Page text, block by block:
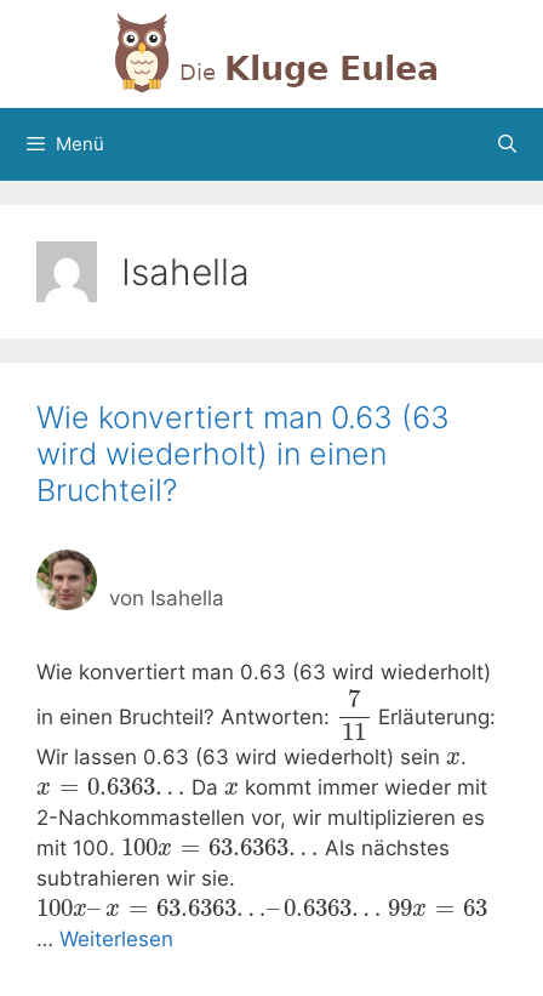
Menü
Isahella
Wie konvertiert man 0.63 (63
wird wiederholt) in einen
Bruchteil?
von Isahella
Wie konvertiert man 0.63 (63 wird wiederholt)
in einen Bruchteil? Antworten:
7
11
Erläuterung:
Wir lassen 0.63 (63 wird wiederholt) sein x.
x = 0.6363… Da x kommt immer wieder mit
2-Nachkommastellen vor, wir multiplizieren es
mit 100. 100x = 63.6363… Als nächstes
subtrahieren wir sie.
100x– x = 63.6363…–0.6363… 99x = 63
… Weiterlesen